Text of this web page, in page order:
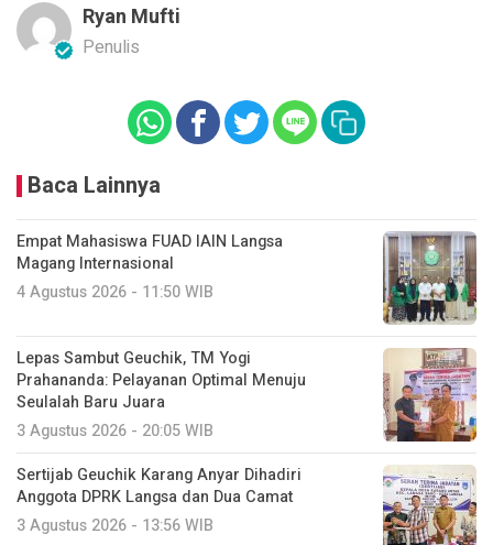
Ryan Mufti
Penulis
Baca Lainnya
Empat Mahasiswa FUAD IAIN Langsa
Magang Internasional
4 Agustus 2026 - 11:50 WIB
Lepas Sambut Geuchik, TM Yogi
Prahananda: Pelayanan Optimal Menuju
Seulalah Baru Juara
3 Agustus 2026 - 20:05 WIB
Sertijab Geuchik Karang Anyar Dihadiri
Anggota DPRK Langsa dan Dua Camat
3 Agustus 2026 - 13:56 WIB